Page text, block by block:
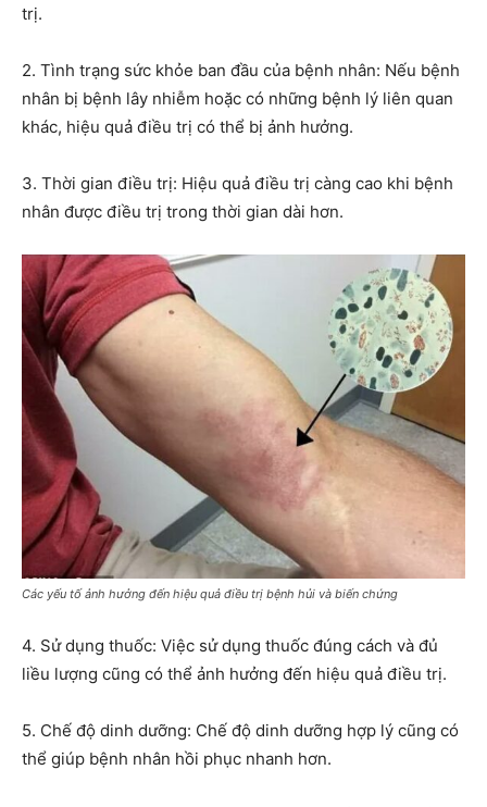
trị.
2. Tình trạng sức khỏe ban đầu của bệnh nhân: Nếu bệnh
nhân bị bệnh lây nhiễm hoặc có những bệnh lý liên quan
khác, hiệu quả điều trị có thể bị ảnh hưởng.
3. Thời gian điều trị: Hiệu quả điều trị càng cao khi bệnh
nhân được điều trị trong thời gian dài hơn.
Các yếu tố ảnh hưởng đến hiệu quả điều trị bệnh hủi và biến chứng
4. Sử dụng thuốc: Việc sử dụng thuốc đúng cách và đủ
liều lượng cũng có thể ảnh hưởng đến hiệu quả điều trị.
5. Chế độ dinh dưỡng: Chế độ dinh dưỡng hợp lý cũng có
thể giúp bệnh nhân hồi phục nhanh hơn.